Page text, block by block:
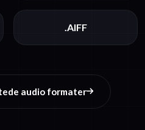
.AIFF
audio formater